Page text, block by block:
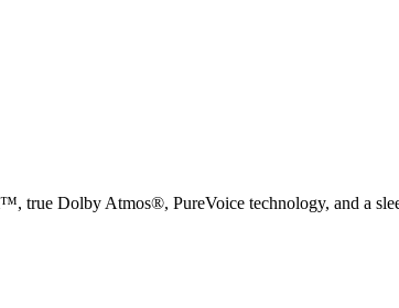
true Dolby Atmos®, PureVoice technology, and a